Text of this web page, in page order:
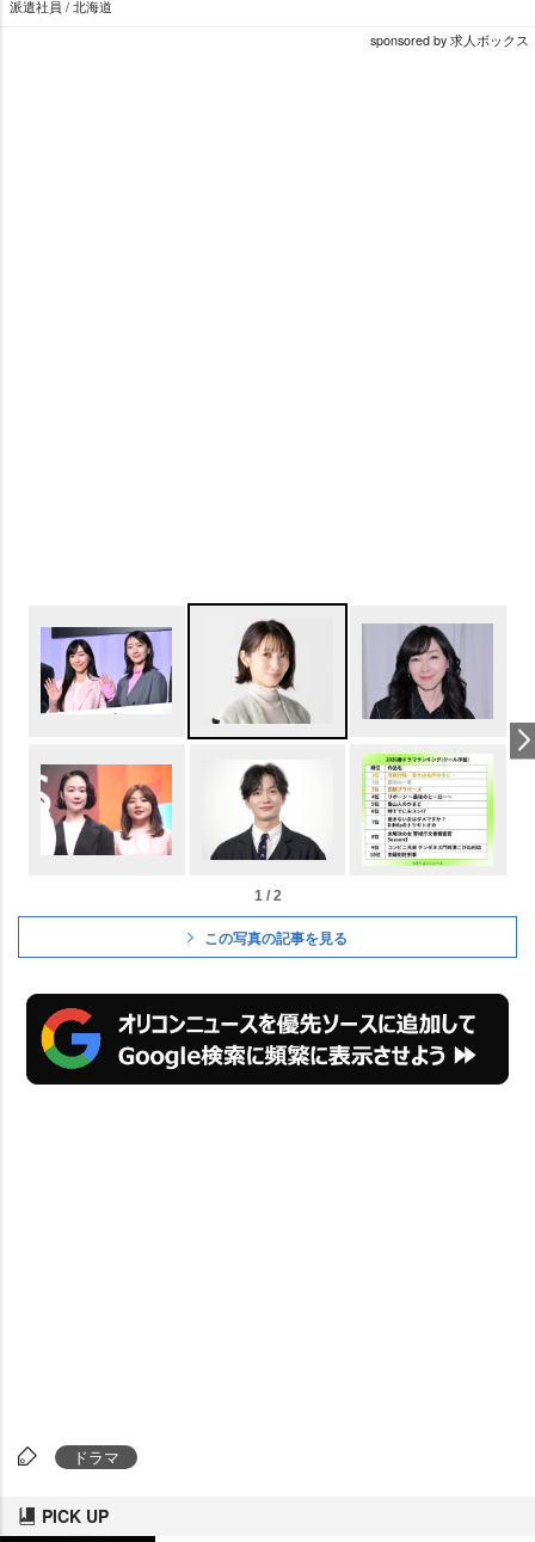
派遣社員 / 北海道
sponsored by 求人ボックス
1 / 2
この写真の記事を見る
ドラマ
PICK UP